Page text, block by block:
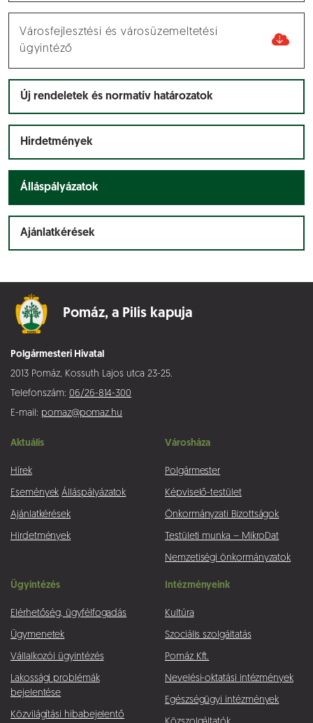
Városfejlesztési és városüzemeltetési
ügyintéző
Új rendeletek és normatív határozatok
Hirdetmények
Álláspályázatok
Ajánlatkérések
Pomáz, a Pilis kapuja
Polgármesteri Hivatal
2013 Pomáz, Kossuth Lajos utca 23-25.
Telefonszám: 06/26-814-300
E-mail: pomaz@pomaz.hu
Aktuális
Hírek
Események Álláspályázatok
Ajánlatkérések
Hirdetmények
Városháza
Polgármester
Képviselő-testület
Önkormányzati Bizottságok
Testületi munka – MikroDat
Nemzetiségi önkormányzatok
Ügyintézés
Elérhetőség, ügyfélfogadás
Ügymenetek
Vállalkozói ügyintézés
Lakossági problémák
bejelentése
Közvilágítási hibabejelentő
Intézményeink
Kultúra
Szociális szolgáltatás
Pomáz Kft.
Nevelési-oktatási intézmények
Egészségügyi intézmények